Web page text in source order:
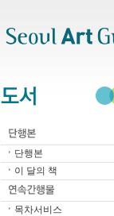
단행본
이 달의 책
목차서비스